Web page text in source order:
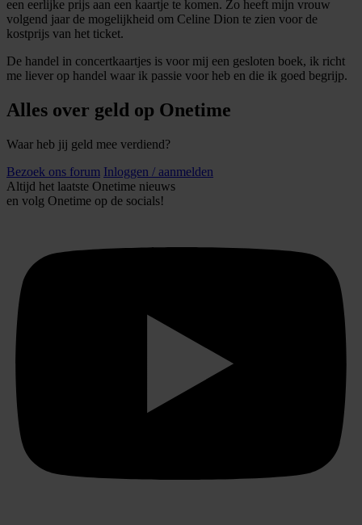
informatie over uw gebruik van onze site met onze
partners voor social media, adverteren en analyse. Deze
informatie die u aan ze heeft verstrekt of die ze hebben
een eerlijke prijs aan een kaartje te komen. Zo heeft mijn vrouw
volgend jaar de mogelijkheid om Celine Dion te zien voor de
kostprijs van het ticket.
De handel in concertkaartjes is voor mij een gesloten boek, ik richt
me liever op handel waar ik passie voor heb en die ik goed begrijp.
Alles over geld op Onetime
Waar heb jij geld mee verdiend?
Bezoek ons forum Inloggen / aanmelden
Altijd het laatste Onetime nieuws
en volg Onetime op de socials!